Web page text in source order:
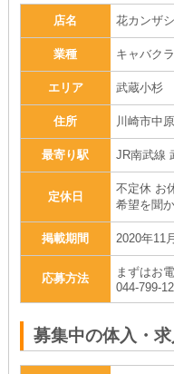
店名 花カンザシ
業種 キャバクラ
エリア 武蔵小杉
住所 川崎市中
最寄り駅 JR南武線
定休日
不定休 お
希望を聞
掲載期間 2020年11
応募方法
まずはお
044-799-
募集中の体入・